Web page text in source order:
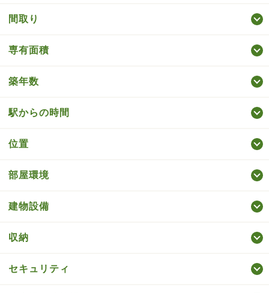
間取り
専有面積
築年数
駅からの時間
位置
部屋環境
建物設備
収納
セキュリティ